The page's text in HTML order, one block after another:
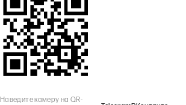
Наведите камеру на QR-